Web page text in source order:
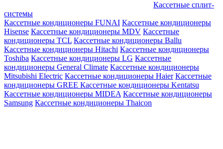
Кассетные сплит-
системы
Кассетные кондиционеры FUNAI Кассетные кондиционеры
Hisense Кассетные кондиционеры MDV Кассетные
кондиционеры TCL Кассетные кондиционеры Ballu
Кассетные кондиционеры Hitachi Кассетные кондиционеры
Toshiba Кассетные кондиционеры LG Кассетные
кондиционеры General Climate Кассетные кондиционеры
Mitsubishi Electric Кассетные кондиционеры Haier Кассетные
кондиционеры GREE Кассетные кондиционеры Kentatsu
Кассетные кондиционеры MIDEA Кассетные кондиционеры
Samsung Кассетные кондиционеры Thaicon